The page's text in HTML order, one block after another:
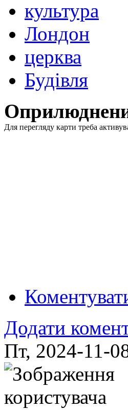
культура
Лондон
церква
Будівля
Для перегляду карти треба
Додати
Пт, 2024-11-